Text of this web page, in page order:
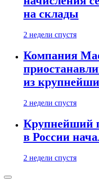
на склады
2 недели спустя
Компания
из
2 недели спустя
Крупнейший
в России
2 недели спустя